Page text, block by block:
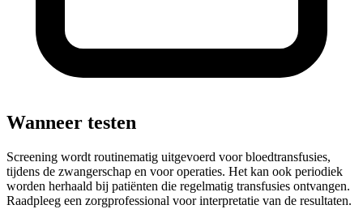
Wanneer testen
Screening wordt routinematig uitgevoerd voor bloedtransfusies,
tijdens de zwangerschap en voor operaties. Het kan ook periodiek
worden herhaald bij patiënten die regelmatig transfusies ontvangen.
Raadpleeg een zorgprofessional voor interpretatie van de resultaten.